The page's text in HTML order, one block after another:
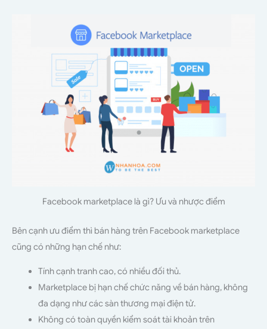
Facebook marketplace là gì? Ưu và nhược điểm
Bên cạnh ưu điểm thì bán hàng trên Facebook marketplace
cũng có những hạn chế như:
Tính cạnh tranh cao, có nhiều đối thủ.
Marketplace bị hạn chế chức năng về bán hàng, không
đa dạng như các sàn thương mại điện tử.
Không có toàn quyền kiểm soát tài khoản trên